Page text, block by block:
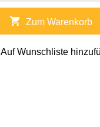
shopping_cart Zum Warenkorb
Auf Wunschliste